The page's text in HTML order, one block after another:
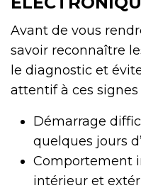
Avant de vous
savoir reconnaître
le diagnostic et
attentif à ces signes
Démarrage
quelques jours
Comportement
intérieur et